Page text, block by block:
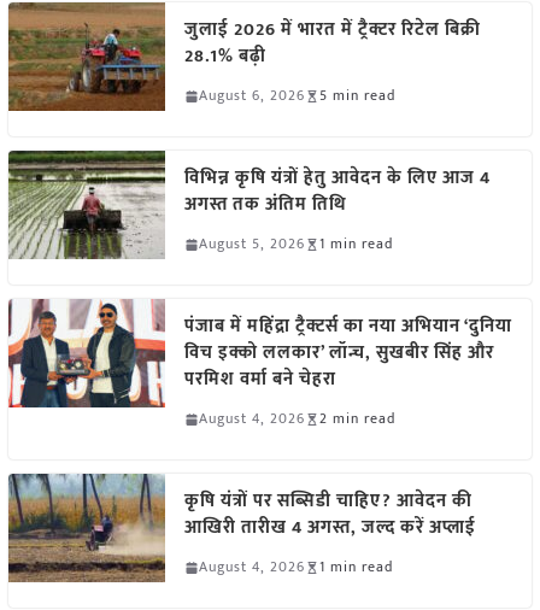
जुलाई 2026 में भारत में ट्रैक्टर रिटेल बिक्री
28.1% बढ़ी
August 6, 2026 5 min read
विभिन्न कृषि यंत्रों हेतु आवेदन के लिए आज 4
अगस्त तक अंतिम तिथि
August 5, 2026 1 min read
पंजाब में महिंद्रा ट्रैक्टर्स का नया अभियान ‘दुनिया
विच इक्को ललकार’ लॉन्च, सुखबीर सिंह और
परमिश वर्मा बने चेहरा
August 4, 2026 2 min read
कृषि यंत्रों पर सब्सिडी चाहिए? आवेदन की
आखिरी तारीख 4 अगस्त, जल्द करें अप्लाई
August 4, 2026 1 min read